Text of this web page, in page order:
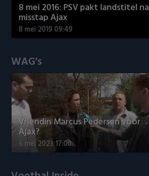
8 mei 2016: PSV pakt landstitel na
misstap Ajax
8 mei 2019 09:49
WAG's
Vriendin Marcus Pedersen voor
Ajax?
5 mei 2023 17:00